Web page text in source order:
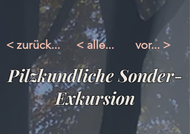
< zurück... < alle... vor... >
Pilzkundliche Sonder-
Exkursion